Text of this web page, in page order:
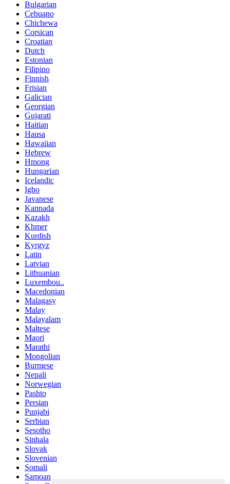
Bulgarian
Cebuano
Chichewa
Corsican
Croatian
Dutch
Estonian
Filipino
Finnish
Frisian
Galician
Georgian
Gujarati
Haitian
Hausa
Hawaiian
Hebrew
Hmong
Hungarian
Icelandic
Igbo
Javanese
Kannada
Kazakh
Khmer
Kurdish
Kyrgyz
Latin
Latvian
Lithuanian
Luxembou..
Macedonian
Malagasy
Malay
Malayalam
Maltese
Maori
Marathi
Mongolian
Burmese
Nepali
Norwegian
Pashto
Persian
Punjabi
Serbian
Sesotho
Sinhala
Slovak
Slovenian
Somali
Samoan